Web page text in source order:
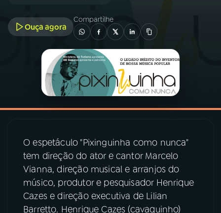
01INÍCIO
A RÁDIO
PROGRAMAÇÃO
PODCASTS
06VIDEOCASTS
Ouça agora
Compartilhe
O espetáculo "Pixinguinha como nunca"
tem direção do ator e cantor Marcelo
Vianna, direção musical e arranjos do
músico, produtor e pesquisador Henrique
Cazes e direção executiva de Lilian
Barretto. Henrique Cazes (cavaquinho)